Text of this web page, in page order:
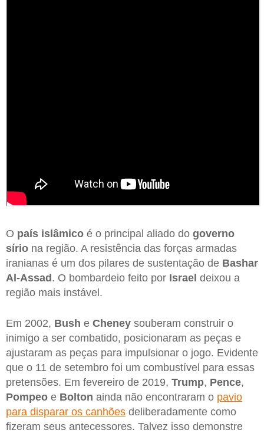
O país islâmico é o principal aliado do governo
sírio na região. A resistência das forças armadas
iranianas é um dos pilares de sustentação de Bashar
Al-Assad . O bombardeio feito por Israel deixou a
região mais instável.
Em 2002, Bush e Cheney souberam construir o
inimigo a ser combatido, posicionaram as peças e
ajustaram as peças para impulsionar o jogo. Evidente
que o 11 de setembro foi um combustível para essas
pretensões. Em fevereiro de 2019, Trump, Pence,
Pompeo e Bolton ainda não encontraram o pavio
para disparar os canhões deliberadamente como
fizeram seus antecessores. Talvez isso demonstre